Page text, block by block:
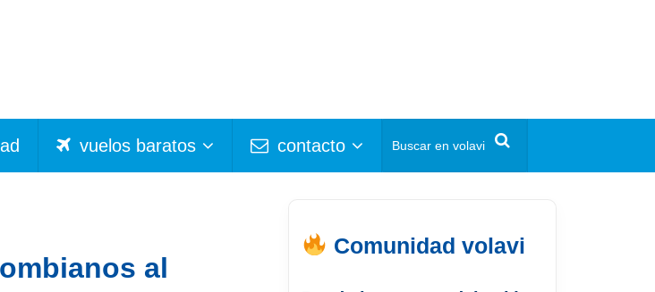
vuelos baratos contacto
al
Comunidad volavi